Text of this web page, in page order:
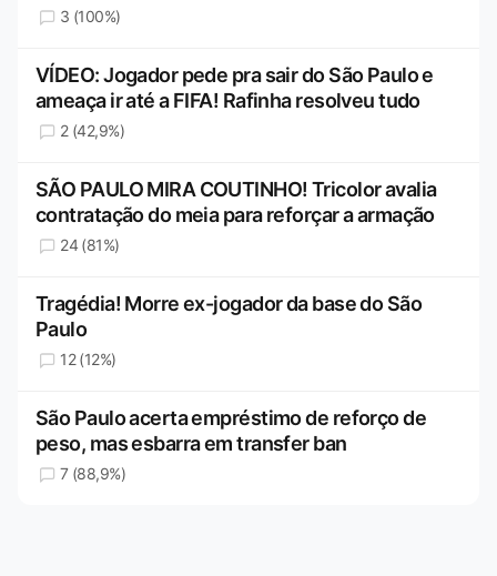
3 (100%)
VÍDEO: Jogador pede pra sair do São Paulo e
ameaça ir até a FIFA! Rafinha resolveu tudo
2 (42,9%)
SÃO PAULO MIRA COUTINHO! Tricolor avalia
contratação do meia para reforçar a armação
24 (81%)
Tragédia! Morre ex-jogador da base do São
Paulo
12 (12%)
São Paulo acerta empréstimo de reforço de
peso, mas esbarra em transfer ban
7 (88,9%)